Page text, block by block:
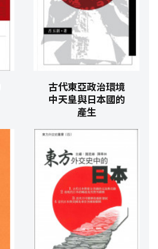
古代東亞政治環境
中天皇與日本國的
產生